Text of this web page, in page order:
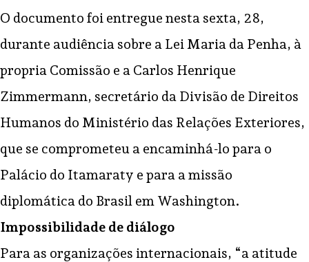
O documento foi entregue nesta sexta, 28,
durante audiência sobre a Lei Maria da Penha, à
propria Comissão e a Carlos Henrique
Zimmermann, secretário da Divisão de Direitos
Humanos do Ministério das Relações Exteriores,
que se comprometeu a encaminhá-lo para o
Palácio do Itamaraty e para a missão
diplomática do Brasil em Washington.
Impossibilidade de diálogo
Para as organizações internacionais, “a atitude